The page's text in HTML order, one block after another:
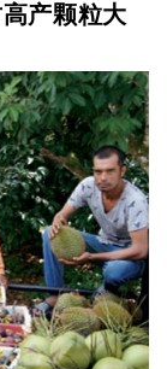
产颗粒大